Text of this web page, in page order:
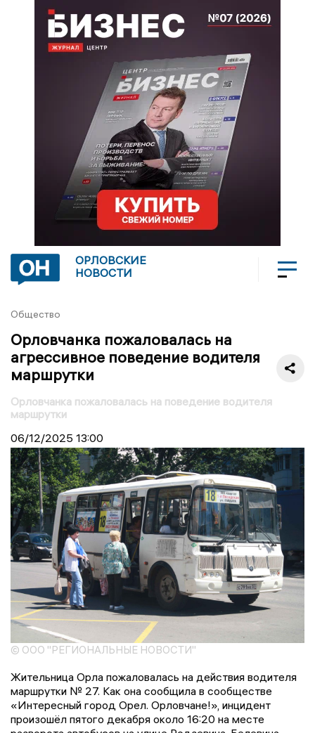
ОРЛОВСКИЕ
НОВОСТИ
Общество
Орловчанка пожаловалась на
агрессивное поведение водителя
маршрутки
Орловчанка пожаловалась на поведение водителя
маршрутки
06/12/2025 13:00
© ООО "РЕГИОНАЛЬНЫЕ НОВОСТИ"
Жительница Орла пожаловалась на действия водителя
маршрутки № 27. Как она сообщила в сообществе
«Интересный город Орел. Орловчане!», инцидент
произошёл пятого декабря около 16:20 на месте